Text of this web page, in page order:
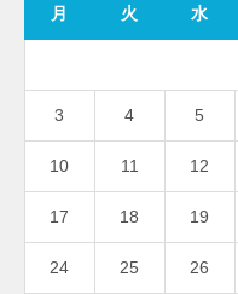
月 火 水
3 4 5
10 11 12
17 18 19
24 25 26